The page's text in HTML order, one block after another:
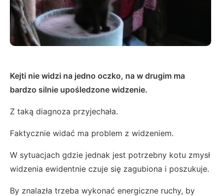
Kejti nie widzi na jedno oczko, na w drugim ma
bardzo silnie upośledzone widzenie.
Z taką diagnoza przyjechała.
Faktycznie widać ma problem z widzeniem.
W sytuacjach gdzie jednak jest potrzebny kotu zmysł
widzenia ewidentnie czuje się zagubiona i poszukuje.
By znalazła trzeba wykonać energiczne ruchy, by